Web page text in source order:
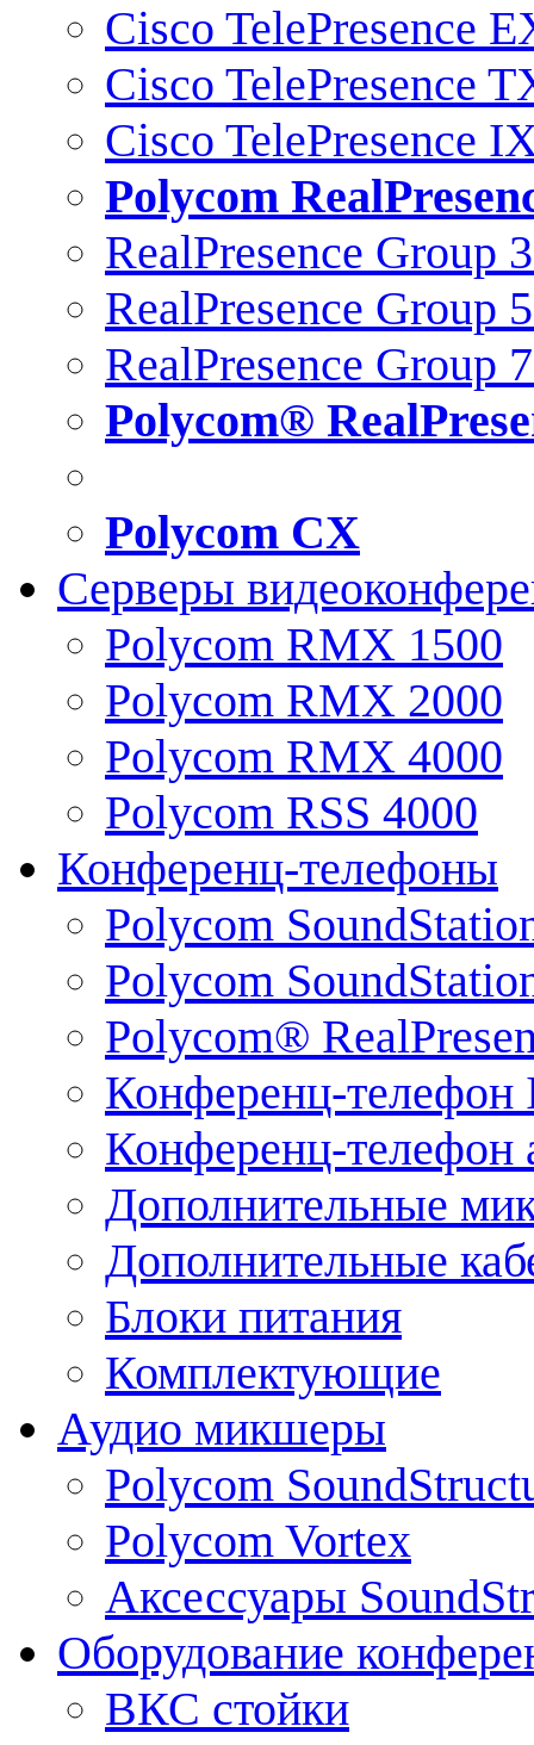
Cisco TelePresence
Cisco TelePresence
Cisco TelePresence
Polycom
RealPresence Group
RealPresence Group
RealPresence Group
Polycom®
Polycom CX
Серверы
Polycom RMX 1500
Polycom RMX 2000
Polycom RMX 4000
Polycom RSS 4000
Конференц-телефоны
Polycom
Polycom
Polycom®
Конференц-телефон
Конференц-телефон
Дополнительные
Дополнительные
Блоки питания
Комплектующие
Аудио микшеры
Polycom
Polycom Vortex
Аксессуары
Оборудование
ВКС стойки